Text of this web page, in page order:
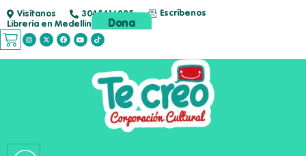
Visítanos 3045416285
Escríbenos
Librería en Medellin
Dona